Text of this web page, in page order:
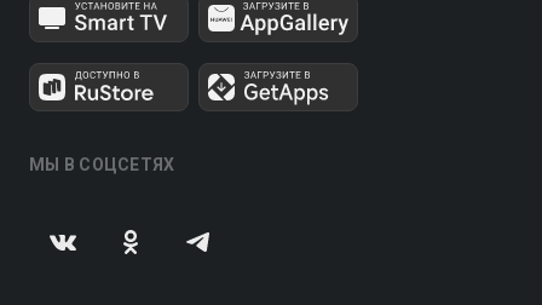
МЫ В СОЦСЕТЯХ